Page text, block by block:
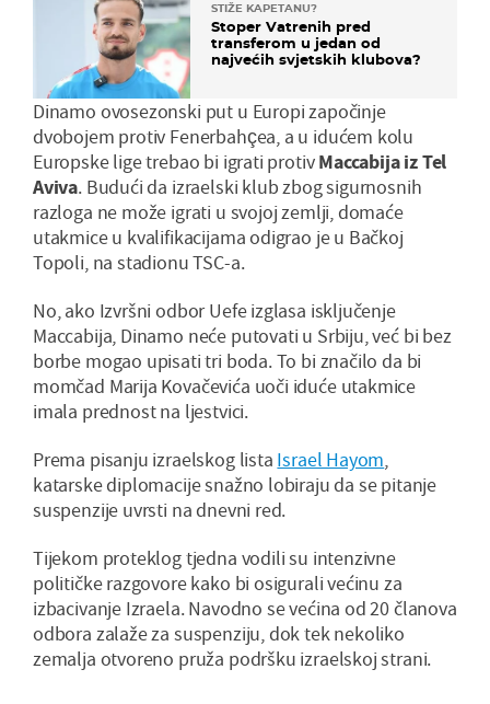
STIŽE KAPETANU?
Stoper Vatrenih pred
transferom u jedan od
najvećih svjetskih klubova?
Dinamo ovosezonski put u Europi započinje
dvobojem protiv Fenerbahçea, a u idućem kolu
Europske lige trebao bi igrati protivMaccabija iz Tel
Aviva. Budući da izraelski klub zbog sigurnosnih
razloga ne može igrati u svojoj zemlji, domaće
utakmice u kvalifikacijama odigrao je u Bačkoj
Topoli, na stadionu TSC-a.
No, ako Izvršni odbor Uefe izglasa isključenje
Maccabija, Dinamo neće putovati u Srbiju, već bi bez
borbe mogao upisati tri boda. To bi značilo da bi
momčad Marija Kovačevića uoči iduće utakmice
imala prednost na ljestvici.
Prema pisanju izraelskog lista Israel Hayom,
katarske diplomacije snažno lobiraju da se pitanje
suspenzije uvrsti na dnevni red.
Tijekom proteklog tjedna vodili su intenzivne
političke razgovore kako bi osigurali većinu za
izbacivanje Izraela. Navodno se većina od 20 članova
odbora zalaže za suspenziju, dok tek nekoliko
zemalja otvoreno pruža podršku izraelskoj strani.